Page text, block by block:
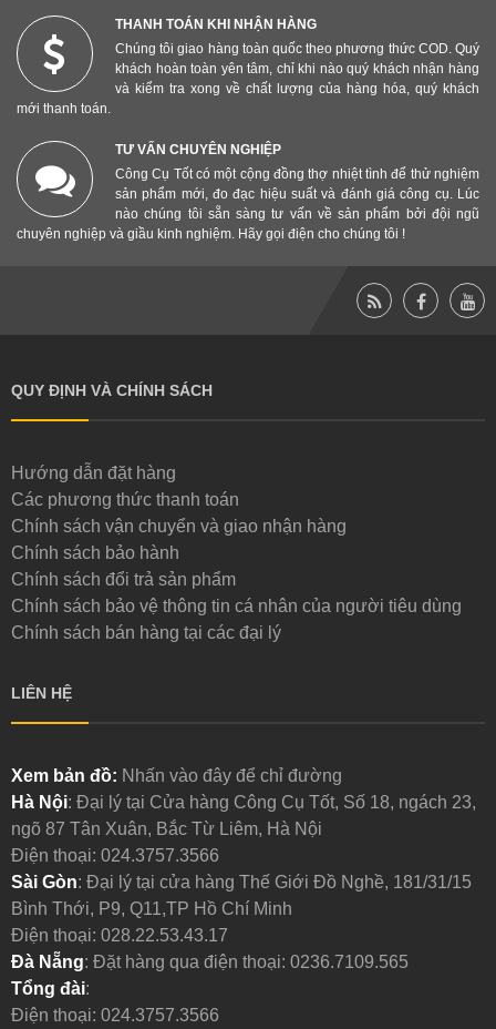
THANH TOÁN KHI NHẬN HÀNG
Chúng tôi giao hàng toàn quốc theo phương thức COD. Quý
khách hoàn toàn yên tâm, chỉ khi nào quý khách nhận hàng
và kiểm tra xong về chất lượng của hàng hóa, quý khách
mới thanh toán.
TƯ VẤN CHUYÊN NGHIỆP
Công Cụ Tốt có một cộng đồng thợ nhiệt tình để thử nghiệm
sản phẩm mới, đo đạc hiệu suất và đánh giá công cụ. Lúc
nào chúng tôi sẵn sàng tư vấn về sản phẩm bởi đội ngũ
chuyên nghiệp và giầu kinh nghiệm. Hãy gọi điện cho chúng tôi !
QUY ĐỊNH VÀ CHÍNH SÁCH
Hướng dẫn đặt hàng
Các phương thức thanh toán
Chính sách vận chuyển và giao nhận hàng
Chính sách bảo hành
Chính sách đổi trả sản phẩm
Chính sách bảo vệ thông tin cá nhân của người tiêu dùng
Chính sách bán hàng tại các đại lý
LIÊN HỆ
Xem bản đồ: Nhấn vào đây để chỉ đường
Hà Nội: Đại lý tại Cửa hàng Công Cụ Tốt, Số 18, ngách 23,
ngõ 87 Tân Xuân, Bắc Từ Liêm, Hà Nội
Điện thoại: 024.3757.3566
Sài Gòn: Đại lý tại cửa hàng Thế Giới Đồ Nghề, 181/31/15
Bình Thới, P9, Q11,TP Hồ Chí Minh
Điện thoại: 028.22.53.43.17
Đà Nẵng: Đặt hàng qua điện thoại: 0236.7109.565
Tổng đài:
Điện thoại: 024.3757.3566